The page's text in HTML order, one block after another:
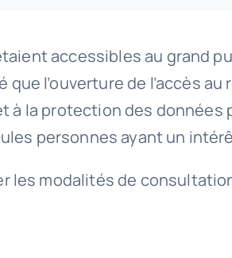
accessibles au grand
l’ouverture de l’accès
la protection des données
personnes ayant un
les modalités de